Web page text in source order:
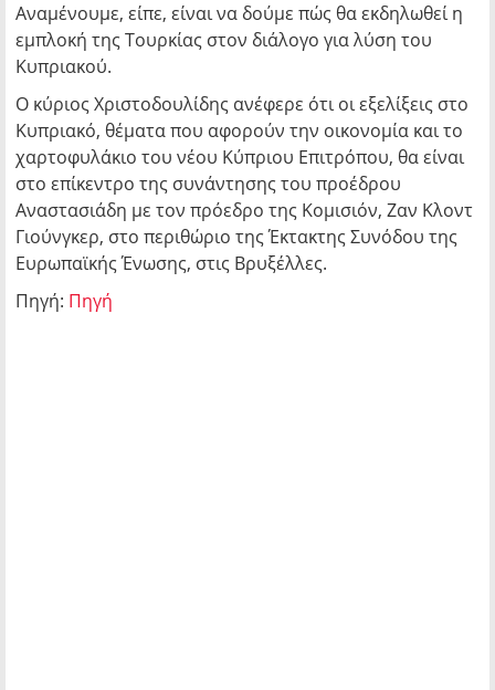
Αναμένουμε, είπε, είναι να δούμε πώς θα εκδηλωθεί η
εμπλοκή της Τουρκίας στον διάλογο για λύση του
Κυπριακού.
Ο κύριος Χριστοδουλίδης ανέφερε ότι οι εξελίξεις στο
Κυπριακό, θέματα που αφορούν την οικονομία και το
χαρτοφυλάκιο του νέου Κύπριου Επιτρόπου, θα είναι
στο επίκεντρο της συνάντησης του προέδρου
Αναστασιάδη με τον πρόεδρο της Κομισιόν, Ζαν Κλοντ
Γιούνγκερ, στο περιθώριο της Έκτακτης Συνόδου της
Ευρωπαϊκής Ένωσης, στις Βρυξέλλες.
Πηγή: Πηγή